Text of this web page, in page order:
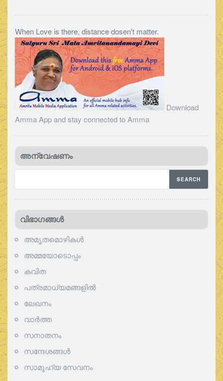
When Love is there, distance dosen't matter.
Download
Amma App and stay connected to Amma
അന്വേഷണം
വിഭാഗങ്ങള്‍
അമൃതമൊഴികള്‍
അമ്മയോടൊപ്പം
കവിത
പത്രമാധ്യമങ്ങളില്‍
ലേഖനം
വാര്‍ത്ത
സനാതനം
സന്ദേശങ്ങൾ
സാമൂഹ്യ സേവനം